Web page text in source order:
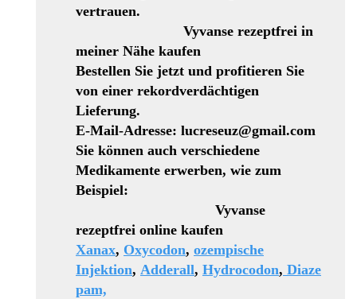
vertrauen.
Vyvanse rezeptfrei in
meiner Nähe kaufen
Bestellen Sie jetzt und profitieren Sie
von einer rekordverdächtigen
Lieferung.
E-Mail-Adresse: lucreseuz@gmail.com
Sie können auch verschiedene
Medikamente erwerben, wie zum
Beispiel:
Vyvanse
rezeptfrei online kaufen
Xanax, Oxycodon, ozempische
Injektion, Adderall, Hydrocodon, Diaze
pam,